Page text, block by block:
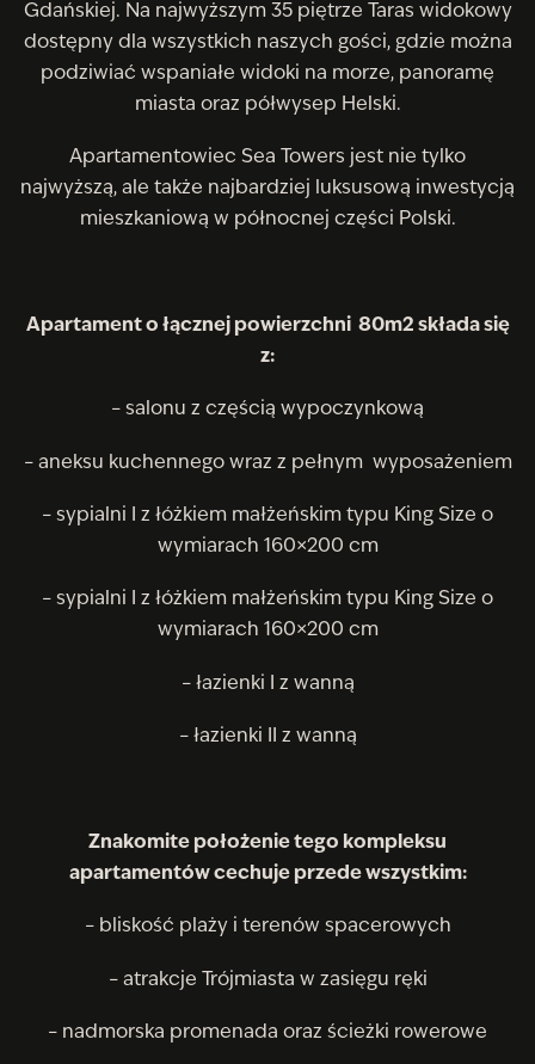
Gdańskiej. Na najwyższym 35 piętrze Taras widokowy
dostępny dla wszystkich naszych gości, gdzie można
podziwiać wspaniałe widoki na morze, panoramę
miasta oraz półwysep Helski.
Apartamentowiec Sea Towers jest nie tylko
najwyższą, ale także najbardziej luksusową inwestycją
mieszkaniową w północnej części Polski.
Apartament o łącznej powierzchni 80m2 składa się
z:
– salonu z częścią wypoczynkową
– aneksu kuchennego wraz z pełnym wyposażeniem
– sypialni I z łóżkiem małżeńskim typu King Size o
wymiarach 160×200 cm
– sypialni I z łóżkiem małżeńskim typu King Size o
wymiarach 160×200 cm
– łazienki I z wanną
– łazienki II z wanną
Znakomite położenie tego kompleksu
apartamentów cechuje przede wszystkim:
– bliskość plaży i terenów spacerowych
– atrakcje Trójmiasta w zasięgu ręki
– nadmorska promenada oraz ścieżki rowerowe